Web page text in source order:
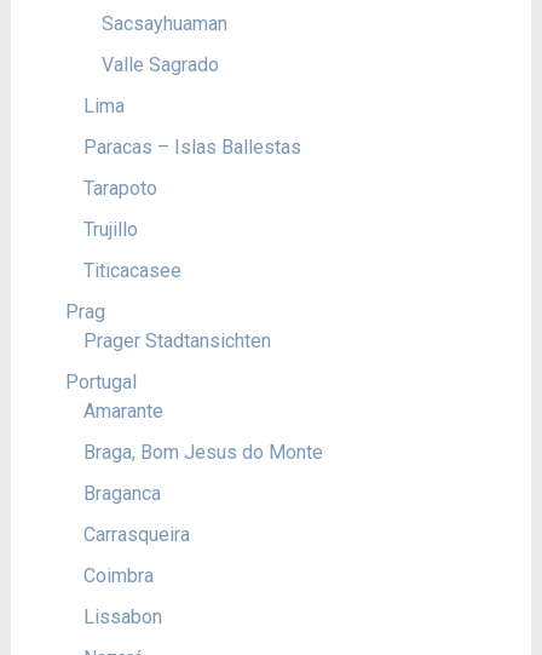
Sacsayhuaman
Valle Sagrado
Lima
Paracas – Islas Ballestas
Tarapoto
Trujillo
Titicacasee
Prag
Prager Stadtansichten
Portugal
Amarante
Braga, Bom Jesus do Monte
Braganca
Carrasqueira
Coimbra
Lissabon